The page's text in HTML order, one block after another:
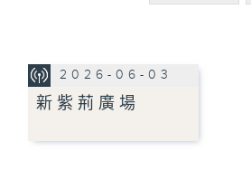
2026-06-03
新紫荊廣場